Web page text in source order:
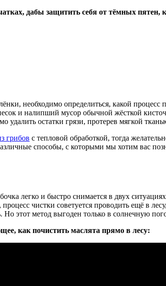
дабы защитить себя от тёмных
необходимо определиться, какой
и налипший мусор обычной жёсткой
удалить остатки грязи, протерев мягкой
грибов с тепловой обработкой, тогда
способы, с которыми мы хотим вас
легко и быстро снимается в двух
чистки советуется проводить ещё в
Но этот метод выгоден только в солнечную
как почистить маслята прямо в лесу: